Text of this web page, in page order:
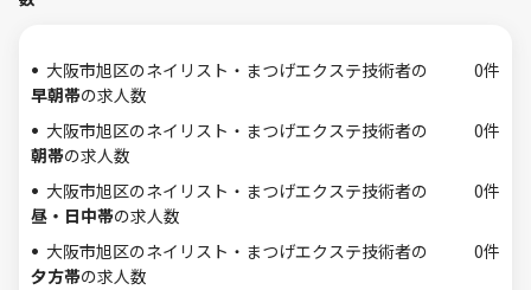
大阪市旭区のネイリスト・まつげエクステ技術者の
早朝帯の求人数
0件
大阪市旭区のネイリスト・まつげエクステ技術者の
朝帯の求人数
0件
大阪市旭区のネイリスト・まつげエクステ技術者の
昼・日中帯の求人数
0件
大阪市旭区のネイリスト・まつげエクステ技術者の
夕方帯の求人数
0件